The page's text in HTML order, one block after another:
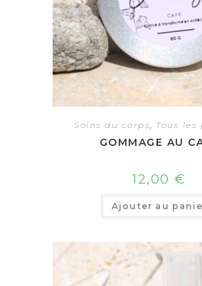
Soins du corps, Tous les
GOMMAGE AU
12,00 €
Ajouter au